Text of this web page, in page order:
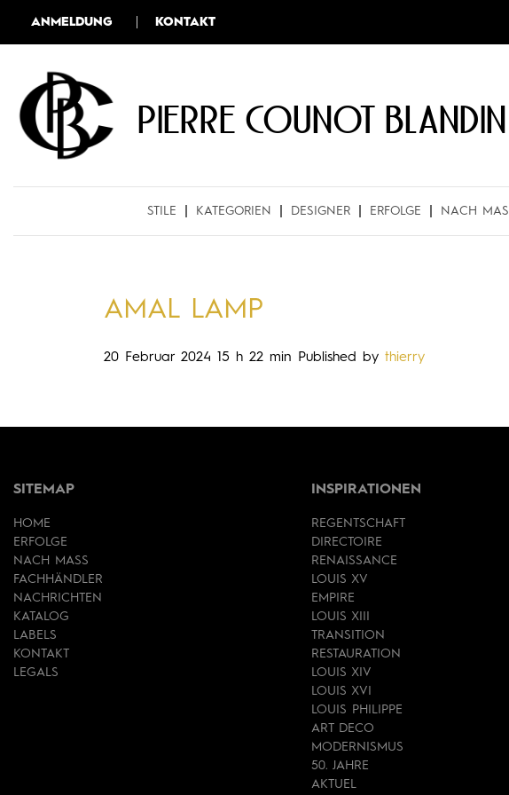
ANMELDUNG KONTAKT
Pierre COUNOT BLANDIN
STILE KATEGORIEN DESIGNER ERFOLGE NACH MASS
AMAL LAMP
20 Februar 2024 15 h 22 min Published by thierry
SITEMAP
HOME
ERFOLGE
NACH MASS
FACHHÄNDLER
NACHRICHTEN
KATALOG
LABELS
KONTAKT
LEGALS
INSPIRATIONEN
REGENTSCHAFT
DIRECTOIRE
RENAISSANCE
LOUIS XV
EMPIRE
LOUIS XIII
TRANSITION
RESTAURATION
LOUIS XIV
LOUIS XVI
LOUIS PHILIPPE
ART DECO
MODERNISMUS
50. JAHRE
AKTUEL